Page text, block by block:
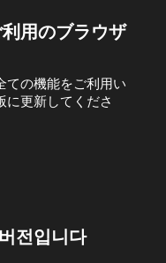
用のブラウザ
ての機能をご利用い
に更新してくださ
전입니다